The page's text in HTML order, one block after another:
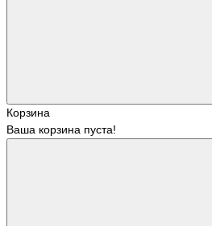
Корзина
Ваша корзина пуста!